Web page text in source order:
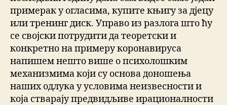
примерак у огласима, купите књигу за дјецу
или тренинг диск. Управо из разлога што ћу
се својски потрудити да теоретски и
конкретно на примеру коронавируса
напишем нешто више о психолошким
механизмима који су основа доношења
наших одлука у условима неизвесности и
која стварају предвидљиве ирационалности